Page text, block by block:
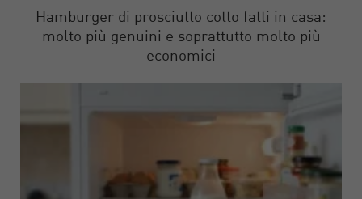
Hamburger di prosciutto cotto fatti in casa:
molto più genuini e soprattutto molto più
economici